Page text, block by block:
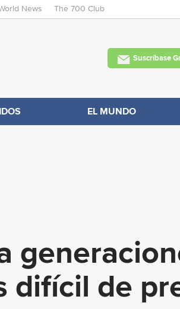
Skip
News The 700 Club
Suscríbase
EL MUNDO
difícil de